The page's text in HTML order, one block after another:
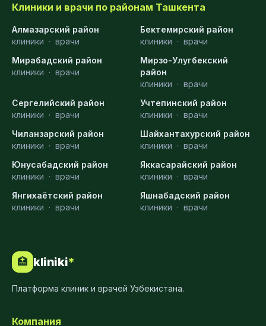
Клиники и врачи по районам Ташкента
Алмазарский район
клиники · врачи
Бектемирский район
клиники · врачи
Мирабадский район
клиники · врачи
Мирзо-Улугбекский
район
клиники · врачи
Сергелийский район
клиники · врачи
Учтепинский район
клиники · врачи
Чиланзарский район
клиники · врачи
Шайхантахурский район
клиники · врачи
Юнусабадский район
клиники · врачи
Яккасарайский район
клиники · врачи
Янгихаётский район
клиники · врачи
Яшнабадский район
клиники · врачи
🏥 kliniki*
Платформа клиник и врачей Узбекистана.
Компания